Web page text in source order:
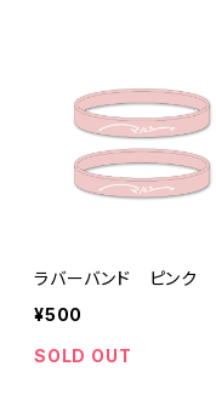
ラバーバンド ピンク
¥500
SOLD OUT